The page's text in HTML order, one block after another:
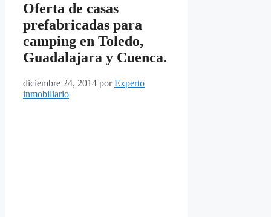
Oferta de casas
prefabricadas para
camping en Toledo,
Guadalajara y Cuenca.
diciembre 24, 2014 porExperto
inmobiliario